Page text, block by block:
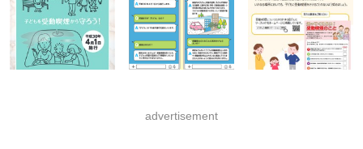
advertisement